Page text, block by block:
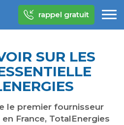
rappel gratuit
SUR LES
le premier fournisseur
France, TotalEnergies